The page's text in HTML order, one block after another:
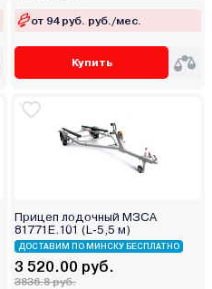
от 94 руб. руб./мес.
Купить
Прицеп лодочный МЗСА
81771Е.101 (L-5,5 м)
ДОСТАВИМ ПО МИНСКУ БЕСПЛАТНО
3 520.00 руб.
3836.8 руб.